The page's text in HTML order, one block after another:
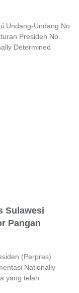
Undang-Undang No.
Presiden No.
Determined
Sulawesi
Pangan
(Perpres)
Nationally
yang telah